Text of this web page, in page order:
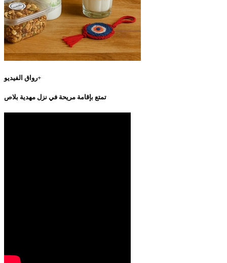
رواق الفيديو+
تمتع بإقامة مريحة في نزل مهدية بلاص